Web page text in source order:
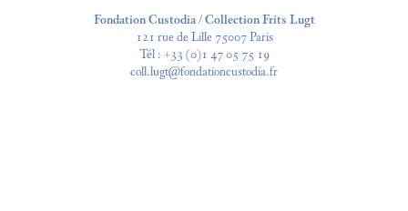
Fondation Custodia / Collection Frits Lugt
121 rue de Lille 75007 Paris
Tél : +33 (0)1 47 05 75 19
coll.lugt@fondationcustodia.fr